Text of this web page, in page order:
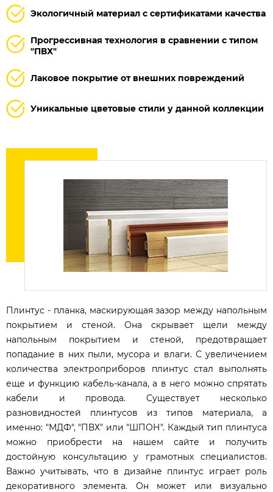
Экологичный материал с сертификатами качества
Прогрессивная технология в сравнении с типом
"ПВХ"
Лаковое покрытие от внешних повреждений
Уникальные цветовые стили у данной коллекции
Плинтус - планка, маскирующая зазор между напольным
покрытием и стеной. Она скрывает щели между
напольным покрытием и стеной, предотвращает
попадание в них пыли, мусора и влаги. С увеличением
количества электроприборов плинтус стал выполнять
еще и функцию кабель-канала, а в него можно спрятать
кабели и провода. Существует несколько
разновидностей плинтусов из типов материала, а
именно: "МДФ", "ПВХ" или "ШПОН". Каждый тип плинтуса
можно приобрести на нашем сайте и получить
достойную консультацию у грамотных специалистов.
Важно учитывать, что в дизайне плинтус играет роль
декоративного элемента. Он может или визуально